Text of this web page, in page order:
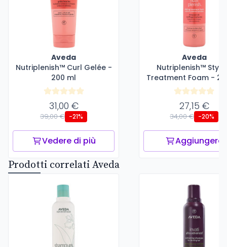
Aveda
Nutriplenish™ Curl Gelée -
200 ml
31,00 €
39,00 € -21%
Vedere di più
Aveda
Nutriplenish™
Treatment Foam -
27,15 €
34,00 € -20%
Aggiungere
Prodotti correlati Aveda